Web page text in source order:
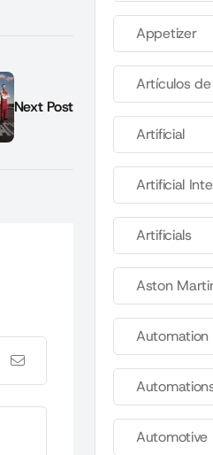
Next Post
Appetizer
Artículos de
Artificial
Artificial
Artificials
Aston
Automation
Automotive